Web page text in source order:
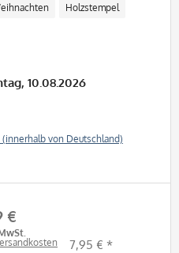
Holzstempel
10.08.2026
(innerhalb von Deutschland)
€
7,95 € *